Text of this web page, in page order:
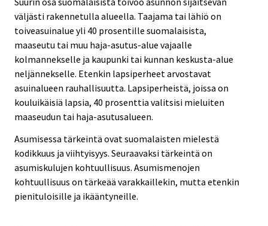
väljästi rakennetulla alueella. Taajama tai lähiö on
toiveasuinalue yli 40 prosentille suomalaisista,
maaseutu tai muu haja-asutus-alue vajaalle
kolmannekselle ja kaupunki tai kunnan keskusta-alue
neljännekselle. Etenkin lapsiperheet arvostavat
asuinalueen rauhallisuutta. Lapsiperheistä, joissa on
kouluikäisiä lapsia, 40 prosenttia valitsisi mieluiten
maaseudun tai haja-asutusalueen.
Asumisessa tärkeintä ovat suomalaisten mielestä
kodikkuus ja viihtyisyys. Seuraavaksi tärkeintä on
asumiskulujen kohtuullisuus. Asumismenojen
kohtuullisuus on tärkeää varakkaillekin, mutta etenkin
pienituloisille ja ikääntyneille.